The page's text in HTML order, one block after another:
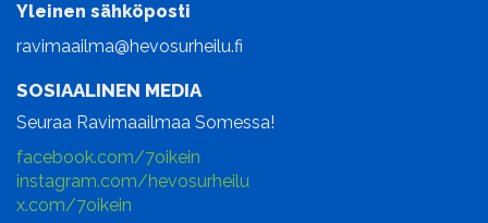
Yleinen sähköposti
ravimaailma@hevosurheilu.fi
SOSIAALINEN MEDIA
Seuraa Ravimaailmaa Somessa!
facebook.com/7oikein
instagram.com/hevosurheilu
x.com/7oikein